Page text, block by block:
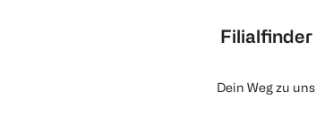
Filialfinder
Dein Weg zu uns